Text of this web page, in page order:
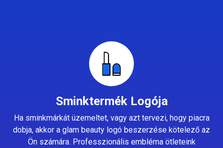
Sminktermék Logója
Ha sminkmárkát üzemeltet, vagy azt tervezi, hogy piacra
dobja, akkor a glam beauty logó beszerzése kötelező az
Ön számára. Professzionális embléma ötleteink